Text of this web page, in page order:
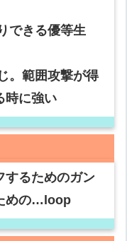
できる優等生
。範囲攻撃が得
時に強い
するためのガン
めの…loop